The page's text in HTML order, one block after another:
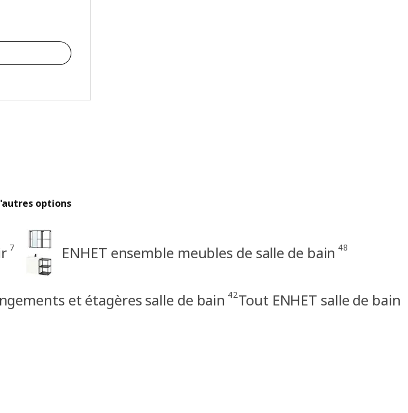
options
7 ENHET ensemble meubles de salle de bain 48
et étagères salle de bain 42Tout ENHET salle de bain